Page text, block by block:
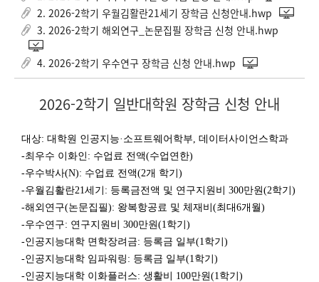
2. 2026-2학기 우월김활란21세기 장학금 신청안내.hwp
3. 2026-2학기 해외연구_논문집필 장학금 신청 안내.hwp
4. 2026-2학기 우수연구 장학금 신청 안내.hwp
2026-2학기 일반대학원 장학금 신청 안내
대상: 대학원 인공지능·소프트웨어학부, 데이터사이언스학과
-최우수 이화인: 수업료 전액(수업연한)
-우수박사(N): 수업료 전액(2개 학기)
-우월김활란21세기: 등록금전액 및 연구지원비 300만원(2학기)
-해외연구(논문집필): 왕복항공료 및 체재비(최대6개월)
-우수연구: 연구지원비 300만원(1학기)
-인공지능대학 면학장려금: 등록금 일부(1학기)
-인공지능대학 임파워링: 등록금 일부(1학기)
-인공지능대학 이화플러스: 생활비 100만원(1학기)